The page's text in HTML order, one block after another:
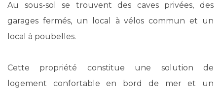
Au sous-sol se trouvent des caves privées, des
garages fermés, un local à vélos commun et un
local à poubelles.
Cette propriété constitue une solution de
logement confortable en bord de mer et un